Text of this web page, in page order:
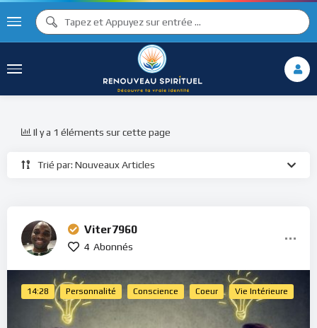
Trié par: Nouveaux Articles
Il y a 1 éléments sur cette page
Viter7960
4 Abonnés
14:28 Personnalité Conscience Coeur Vie Intérieure